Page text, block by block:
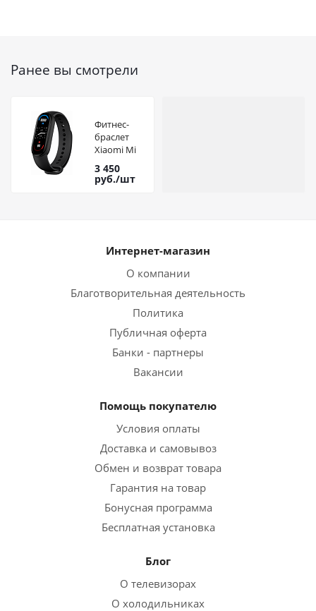
Ранее вы смотрели
Фитнес-
браслет
Xiaomi Mi
Band 6
Black
3 450
руб./шт
Интернет-магазин
О компании
Благотворительная деятельность
Политика
Публичная оферта
Банки - партнеры
Вакансии
Помощь покупателю
Условия оплаты
Доставка и самовывоз
Обмен и возврат товара
Гарантия на товар
Бонусная программа
Бесплатная установка
Блог
О телевизорах
О холодильниках